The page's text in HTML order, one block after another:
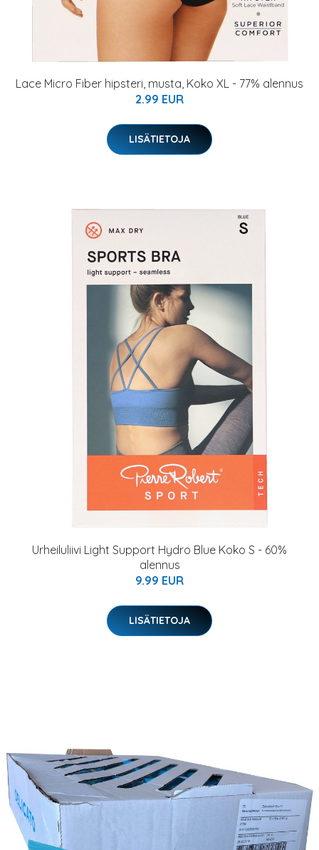
Lace Micro Fiber hipsteri, musta, Koko XL - 77% alennus
2.99 EUR
LISÄTIETOJA
Urheiluliivi Light Support Hydro Blue Koko S - 60%
alennus
9.99 EUR
LISÄTIETOJA